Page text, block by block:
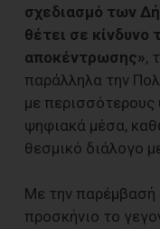
σχεδιασμό των
θέτει σε κίνδυνο
αποκέντρωσης»,
παράλληλα την
με περισσότερους
ψηφιακά μέσα,
θεσμικό διάλογο
Με την παρέμβασή
προσκήνιο το